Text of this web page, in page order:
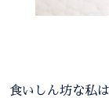
食いしん坊な私